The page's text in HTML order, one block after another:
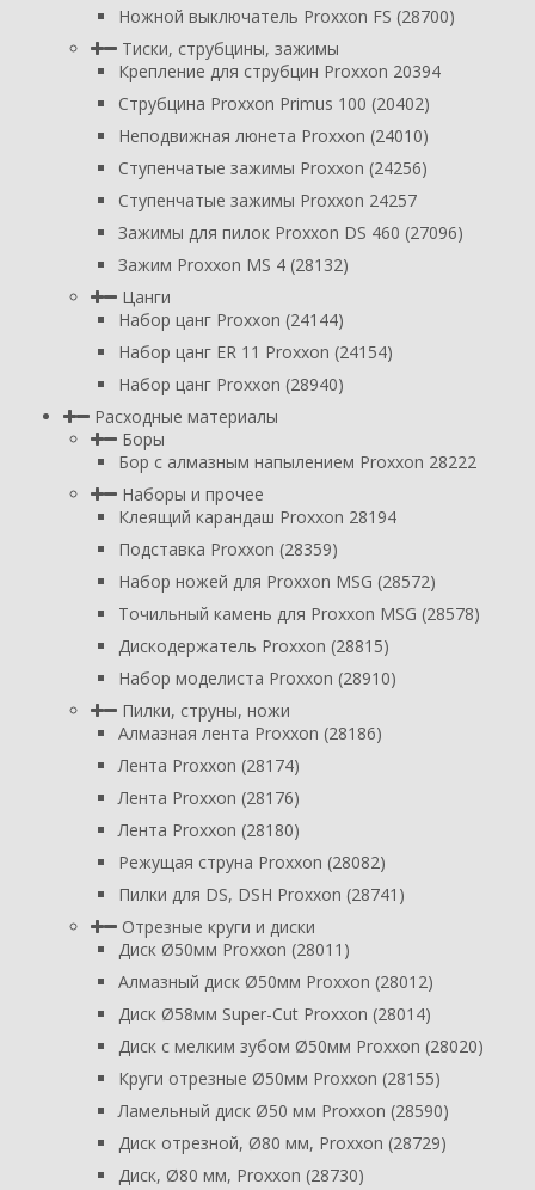
Ножной выключатель Proxxon FS (28700)
Тиски, струбцины, зажимы
Крепление для струбцин Proxxon 20394
Струбцина Proxxon Primus 100 (20402)
Неподвижная люнета Proxxon (24010)
Ступенчатые зажимы Proxxon (24256)
Ступенчатые зажимы Proxxon 24257
Зажимы для пилок Proxxon DS 460 (27096)
Зажим Proxxon MS 4 (28132)
Цанги
Набор цанг Proxxon (24144)
Набор цанг ER 11 Proxxon (24154)
Набор цанг Proxxon (28940)
Расходные материалы
Боры
Бор с алмазным напылением Proxxon 28222
Наборы и прочее
Клеящий карандаш Proxxon 28194
Подставка Proxxon (28359)
Набор ножей для Proxxon MSG (28572)
Точильный камень для Proxxon MSG (28578)
Дискодержатель Proxxon (28815)
Набор моделиста Proxxon (28910)
Пилки, струны, ножи
Алмазная лента Proxxon (28186)
Лента Proxxon (28174)
Лента Proxxon (28176)
Лента Proxxon (28180)
Режущая струна Proxxon (28082)
Пилки для DS, DSH Proxxon (28741)
Отрезные круги и диски
Диск Ø50мм Proxxon (28011)
Алмазный диск Ø50мм Proxxon (28012)
Диск Ø58мм Super-Cut Proxxon (28014)
Диск с мелким зубом Ø50мм Proxxon (28020)
Круги отрезные Ø50мм Proxxon (28155)
Ламельный диск Ø50 мм Proxxon (28590)
Диск отрезной, Ø80 мм, Proxxon (28729)
Диск, Ø80 мм, Proxxon (28730)